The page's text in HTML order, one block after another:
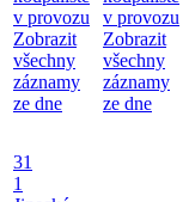
v provozu
Zobrazit
všechny
záznamy
ze dne
v provozu
Zobrazit
všechny
záznamy
ze dne
31
1